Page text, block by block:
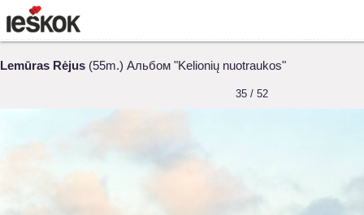
Lemūras Rėjus (55m.) Альбом "Kelionių nuotraukos"
35 / 52